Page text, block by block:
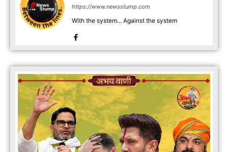
https://www.newsstump.com
With the system... Against the system